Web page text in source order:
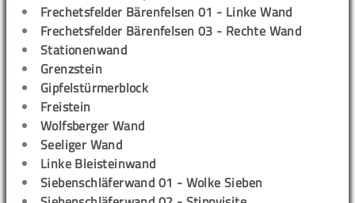
Frechetsfelder Bärenfelsen 01 - Linke Wand
Frechetsfelder Bärenfelsen 03 - Rechte Wand
Stationenwand
Grenzstein
Gipfelstürmerblock
Freistein
Wolfsberger Wand
Seeliger Wand
Linke Bleisteinwand
Siebenschläferwand 01 - Wolke Sieben